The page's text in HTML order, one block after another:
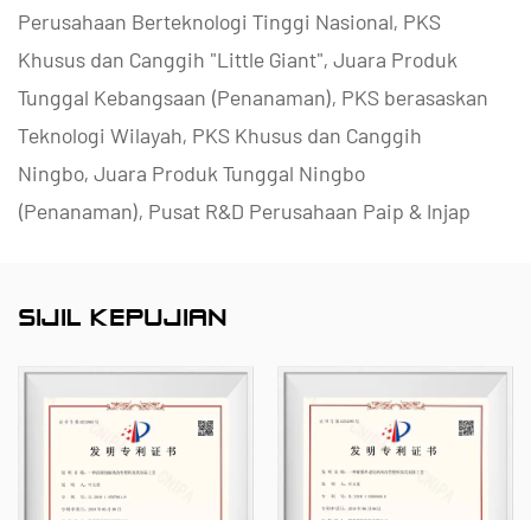
Perusahaan Berteknologi Tinggi Nasional, PKS
Khusus dan Canggih "Little Giant", Juara Produk
Tunggal Kebangsaan (Penanaman), PKS berasaskan
Teknologi Wilayah, PKS Khusus dan Canggih
Ningbo, Juara Produk Tunggal Ningbo
(Penanaman), Pusat R&D Perusahaan Paip & Injap
Dataran Kilang Ningbo Tahap Kematangan
Keupayaan Pengurusan 2.
Kami pakar dalam membangunkan, menghasilkan
dan membekalkan produk tahan kakisan bukan
logam untuk aplikasi kimia, termasuk injap plastik,
paip, kelengkapan paip dan pam kalis kakisan.
SIJIL KEPUJIAN